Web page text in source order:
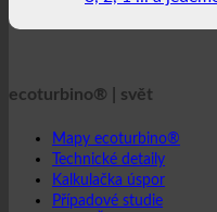
ecoturbino® | svět
Mapy ecoturbino®
Technické detaily
Kalkulačka úspor
Případové studie